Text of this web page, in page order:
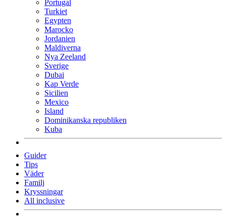
Portugal
Turkiet
Egypten
Marocko
Jordanien
Maldiverna
Nya Zeeland
Sverige
Dubai
Kap Verde
Sicilien
Mexico
Island
Dominikanska republiken
Kuba
Guider
Tips
Väder
Familj
Kryssningar
All inclusive